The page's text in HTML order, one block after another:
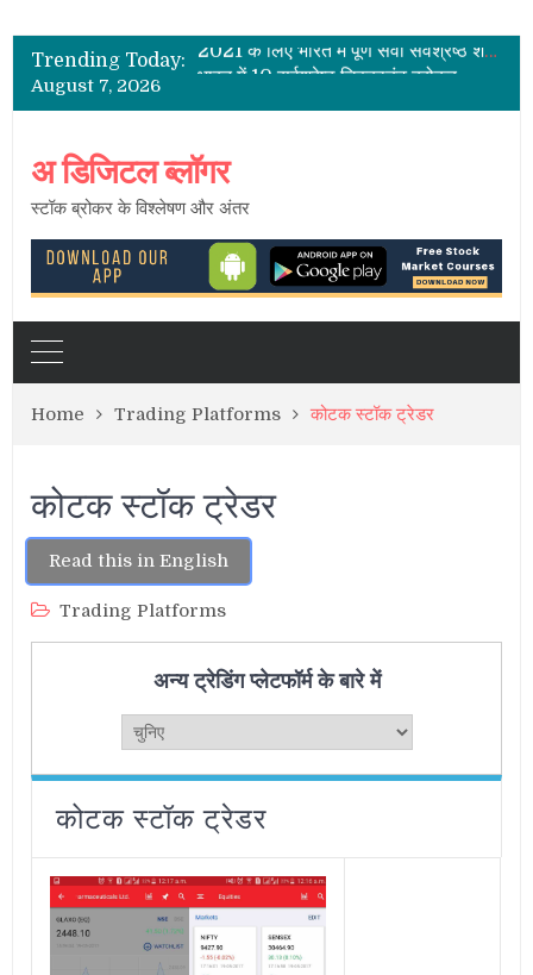
Trending Today:
2021 के लिए भारत में पूर्ण सेवा सर्वश्रेष्ठ शेयर ब्रोकर
भारत में 10 सर्वश्रेष्ठ डिस्काउंट ब्रोकर
भारत में स्टॉक ब्रोकर – सक्रिय ग्राहकों की सूची
August 7, 2026
अ डिजिटल ब्लॉगर
स्टॉक ब्रोकर के विश्लेषण और अंतर
Home Trading Platforms कोटक स्टॉक ट्रेडर
कोटक स्टॉक ट्रेडर
Read this in English
Trading Platforms
अन्य ट्रेडिंग प्लेटफॉर्म के बारे में
कोटक स्टॉक ट्रेडर